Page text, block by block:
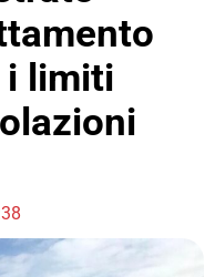
limiti